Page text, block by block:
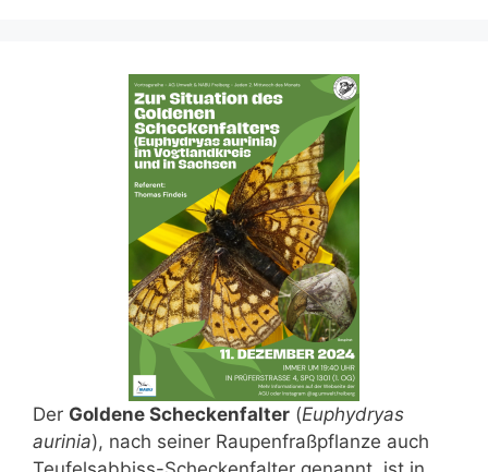
Der Goldene Scheckenfalter (Euphydryas
aurinia), nach seiner Raupenfraßpflanze auch